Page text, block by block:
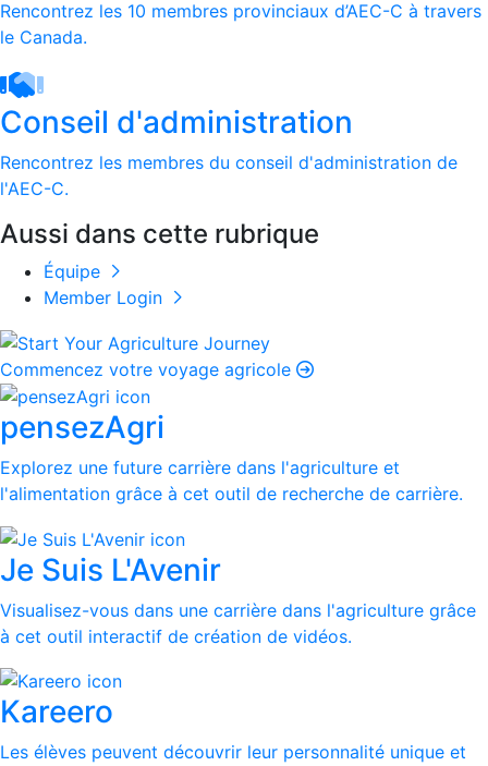
Rencontrez les 10 membres provinciaux d’AEC-C à travers
le Canada.
Conseil d'administration
Rencontrez les membres du conseil d'administration de
l'AEC-C.
Aussi dans cette rubrique
Équipe
Member Login
Commencez votre voyage agricole
pensezAgri
Explorez une future carrière dans l'agriculture et
l'alimentation grâce à cet outil de recherche de carrière.
Je Suis L'Avenir
Visualisez-vous dans une carrière dans l'agriculture grâce
à cet outil interactif de création de vidéos.
Kareero
Les élèves peuvent découvrir leur personnalité unique et